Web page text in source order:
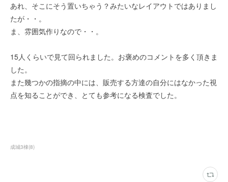
あれ、そこにそう置いちゃう？みたいなレイアウトではありまし
たが・・。
ま、雰囲気作りなので・・。
15人くらいで見て回られました。お褒めのコメントを多く頂きま
した。
また幾つかの指摘の中には、販売する方達の自分にはなかった視
点を知ることができ、とても参考になる検査でした。
成城3棟(8)